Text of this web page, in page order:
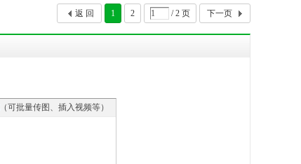
1 2 / 2 页 下一页
返 回
（可批量传图、插入视频等）